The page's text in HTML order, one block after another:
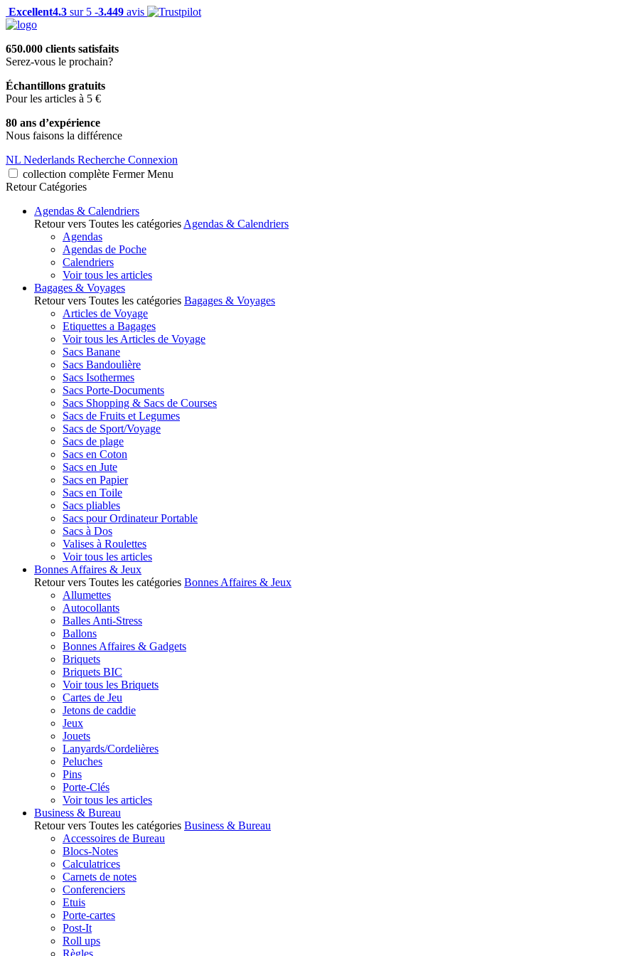
Excellent4.3 sur 5 -3.449 avis
650.000 clients satisfaits
Serez-vous le prochain?
Échantillons gratuits
Pour les articles à 5 €
80 ans d’expérience
Nous faisons la différence
NL Nederlands Recherche Connexion
collection complète Fermer Menu
Retour Catégories
Agendas & Calendriers
Retour vers Toutes les catégories Agendas & Calendriers
Agendas
Agendas de Poche
Calendriers
Voir tous les articles
Bagages & Voyages
Retour vers Toutes les catégories Bagages & Voyages
Articles de Voyage
Etiquettes a Bagages
Voir tous les Articles de Voyage
Sacs Banane
Sacs Bandoulière
Sacs Isothermes
Sacs Porte-Documents
Sacs Shopping & Sacs de Courses
Sacs de Fruits et Legumes
Sacs de Sport/Voyage
Sacs de plage
Sacs en Coton
Sacs en Jute
Sacs en Papier
Sacs en Toile
Sacs pliables
Sacs pour Ordinateur Portable
Sacs à Dos
Valises à Roulettes
Voir tous les articles
Bonnes Affaires & Jeux
Retour vers Toutes les catégories Bonnes Affaires & Jeux
Allumettes
Autocollants
Balles Anti-Stress
Ballons
Bonnes Affaires & Gadgets
Briquets
Briquets BIC
Voir tous les Briquets
Cartes de Jeu
Jetons de caddie
Jeux
Jouets
Lanyards/Cordelières
Peluches
Pins
Porte-Clés
Voir tous les articles
Business & Bureau
Retour vers Toutes les catégories Business & Bureau
Accessoires de Bureau
Blocs-Notes
Calculatrices
Carnets de notes
Conferenciers
Etuis
Porte-cartes
Post-It
Roll ups
Règles